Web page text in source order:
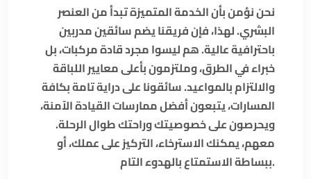
نحن نؤمن بأن الخدمة المتميزة تبدأ من العنصر
البشري. لهذا، فإن فريقنا يضم سائقين مدربين
باحترافية عالية. هم ليسوا مجرد قادة مركبات، بل
خبراء في الطرق، وملتزمون بأعلى معايير اللباقة
والالتزام بالمواعيد. سائقونا على دراية تامة بكافة
المسارات، يتبعون أفضل ممارسات القيادة الآمنة،
ويحرصون على خصوصيتك وراحتك طوال الرحلة.
معهم، يمكنك الاسترخاء، التركيز على عملك، أو
ببساطة الاستمتاع بالهدوء التام.